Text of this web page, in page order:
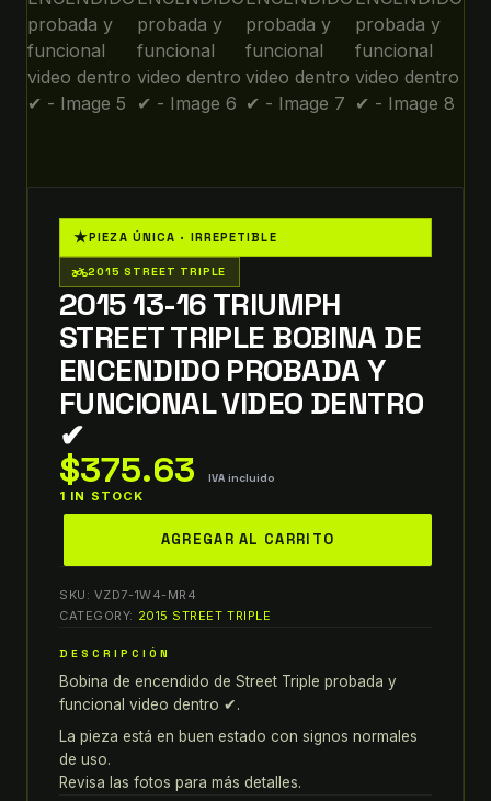
★PIEZA ÚNICA · IRREPETIBLE
two_wheeler2015 STREET TRIPLE
2015 13-16 TRIUMPH
STREET TRIPLE BOBINA DE
ENCENDIDO PROBADA Y
FUNCIONAL VIDEO DENTRO
✔
$375.63 IVA incluido
1 IN STOCK
Triumph
Triple
BOBINA
DE
ENCENDIDO
probada
y
AGREGAR AL CARRITO
SKU: VZD7-1W4-MR4
CATEGORY: 2015 STREET TRIPLE
DESCRIPCIÓN
Bobina de encendido de Street Triple probada y
funcional video dentro ✔.
La pieza está en buen estado con signos normales
de uso.
Revisa las fotos para más detalles.